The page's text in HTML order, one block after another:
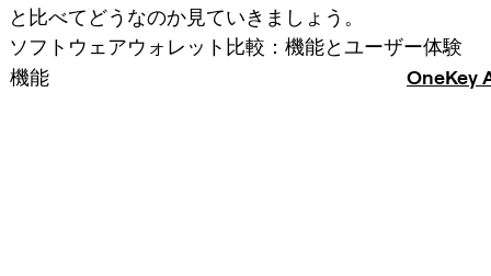
と比べてどうなのか見ていきましょう。
ソフトウェアウォレット比較：機能とユーザー体験
機能
OneKey